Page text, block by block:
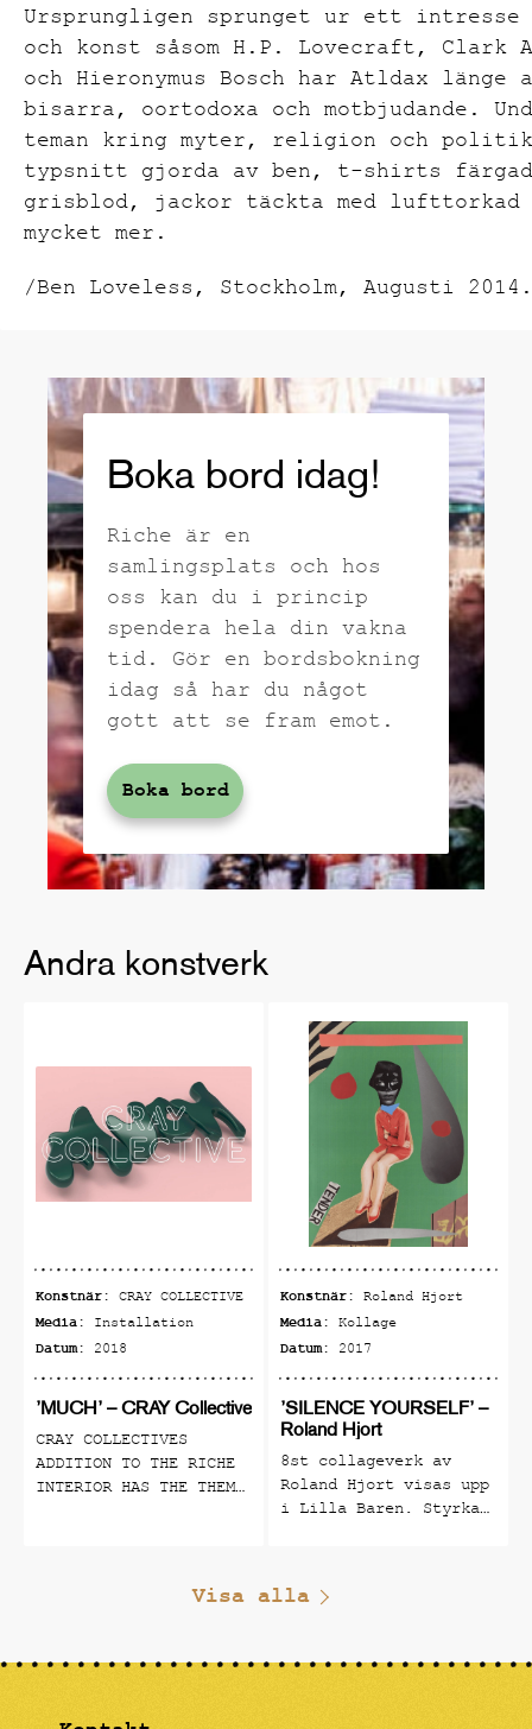
Ursprungligen sprunget ur ett
och konst såsom H.P. Lovecraft, Clark
och Hieronymus Bosch har Atldax länge
bisarra, oortodoxa och motbjudande.
teman kring myter, religion och
typsnitt gjorda av ben, t-shirts
grisblod, jackor täckta med lufttorkad
mycket mer.
/Ben Loveless, Stockholm, Augusti 2014.
Boka bord idag!
Riche är en
samlingsplats och hos
oss kan du i princip
spendera hela din vakna
tid. Gör en bordsbokning
idag så har du något
gott att se fram emot.
Boka bord
Andra konstverk
Konstnär: CRAY COLLECTIVE
Media: Installation
Datum: 2018
’MUCH’ – CRAY Collective
CRAY COLLECTIVES
ADDITION TO THE RICHE
INTERIOR HAS THE THEME
THAT BLEND IN BUT ALSO
MULTIDISCIPLINARY
Konstnär: Roland Hjort
Media: Kollage
Datum: 2017
’SILENCE YOURSELF’ –
Roland Hjort
8st collageverk av
Roland Hjort visas upp
i Lilla Baren. Styrka
En hyllning till alla
kreativa konstnärer
pågår tom 30/9
Visa alla